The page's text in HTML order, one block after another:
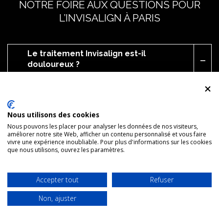
NOTRE FOIRE AUX QUESTIONS POUR
L’INVISALIGN À PARIS
Le traitement Invisalign est-il
douloureux ?
Non, il est très bien toléré. Vous ressentirez peut-être une
légère tension ou un inconfort lors du changement de
gouttière, preuve que les dents bougent, mais cela
disparaît en quelques jours.
Combien de temps faut-il porter les
Comment entretenir ses gouttières ?
WHATSAPP
Nous utilisons des cookies
Nous pouvons les placer pour analyser les données de nos visiteurs,
améliorer notre site Web, afficher un contenu personnalisé et vous faire
vivre une expérience inoubliable. Pour plus d'informations sur les cookies
que nous utilisons, ouvrez les paramètres.
Accepter tout
Refuser
Non, ajuster